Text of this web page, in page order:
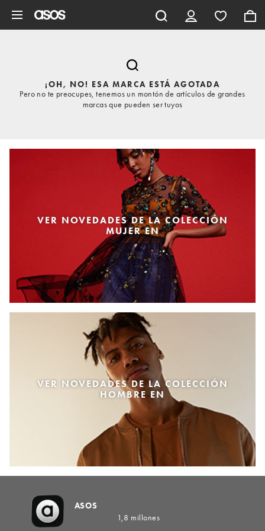
¡OH, NO! ESA MARCA ESTÁ AGOTADA
Pero no te preocupes, tenemos un montón de artículos de grandes
marcas que pueden ser tuyos
VER NOVEDADES DE LA COLECCIÓN
MUJER EN
VER NOVEDADES DE LA COLECCIÓN
HOMBRE EN
ASOS
1,8 millones